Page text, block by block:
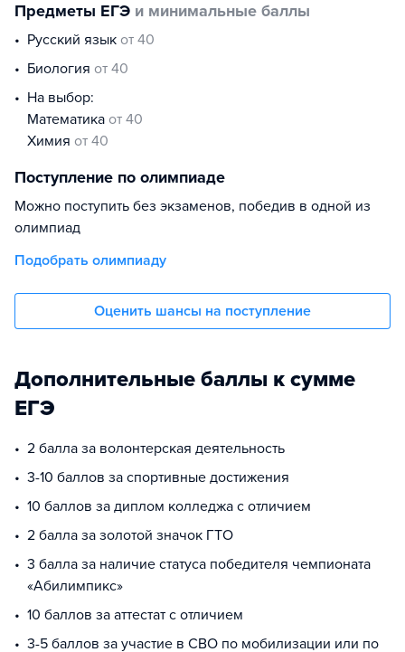
Предметы ЕГЭ и минимальные баллы
русский язык от 40
биология от 40
На выбор:
математика от 40
химия от 40
Поступление по олимпиаде
Можно поступить без экзаменов, победив в одной из
олимпиад
Подобрать олимпиаду
Оценить шансы на поступление
Дополнительные баллы к сумме
ЕГЭ
2 балла за волонтерская деятельность
3-10 баллов за спортивные достижения
10 баллов за диплом колледжа с отличием
2 балла за золотой значок ГТО
3 балла за наличие статуса победителя чемпионата
«Абилимпикс»
10 баллов за аттестат с отличием
3-5 баллов за участие в СВО по мобилизации или по